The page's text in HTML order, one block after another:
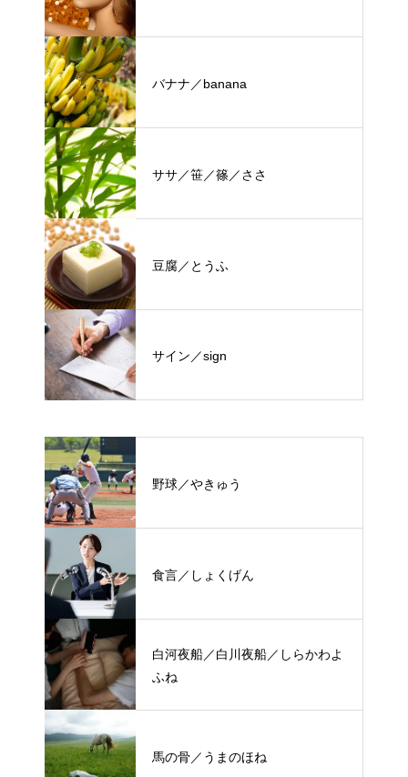
バナナ／banana
ササ／笹／篠／ささ
豆腐／とうふ
サイン／sign
野球／やきゅう
食言／しょくげん
白河夜船／白川夜船／しらかわよ
ふね
馬の骨／うまのほね